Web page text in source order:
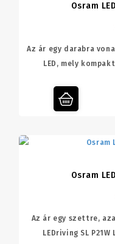
Osram
Az ár egy darabra
LED, mely
Osram
Az ár egy szettre,
LEDriving SL